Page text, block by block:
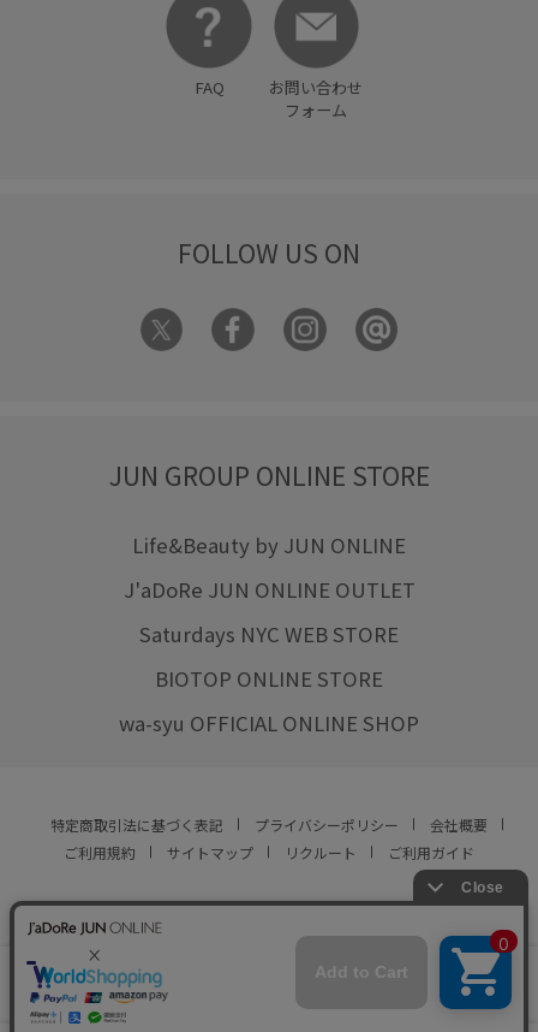
FAQ
お問い合わせ
フォーム
FOLLOW US ON
JUN GROUP ONLINE STORE
Life&Beauty by JUN ONLINE
J'aDoRe JUN ONLINE OUTLET
Saturdays NYC WEB STORE
BIOTOP ONLINE STORE
wa-syu OFFICIAL ONLINE SHOP
特定商取引法に基づく表記 プライバシーポリシー
会社概要
ご利用規約
サイトマップ リクルート ご利用ガイド
© JUN CO.,LTD. ALL RIGHTS RESERVED.
店舗在庫
をみる
この商品は現在販売しておりません